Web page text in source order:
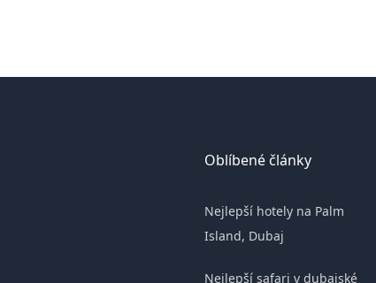
Oblíbené články
Nejlepší hotely na Palm
Island, Dubaj
Nejlepší safari v dubajské